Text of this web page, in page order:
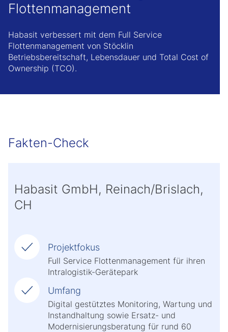
Flottenmanagement
Habasit verbessert mit dem Full Service
Flottenmanagement von Stöcklin
Betriebsbereitschaft, Lebensdauer und Total Cost of
Ownership (TCO).
Fakten-Check
Habasit GmbH, Reinach/Brislach,
CH
Projektfokus
Full Service Flottenmanagement für ihren
Intralogistik-Gerätepark
Umfang
Digital gestütztes Monitoring, Wartung und
Instandhaltung sowie Ersatz- und
Modernisierungsberatung für rund 60